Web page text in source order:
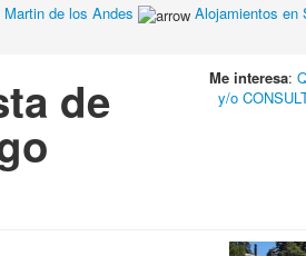
Martin de los Andes
Alojamientos en
de Me interesa:
y/o